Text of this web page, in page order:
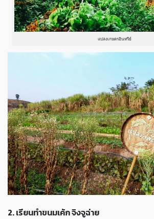
แปลงเกษตรอินทรีย์
2. เรียนทำขนมเค้ก จิงจูฉ่าย